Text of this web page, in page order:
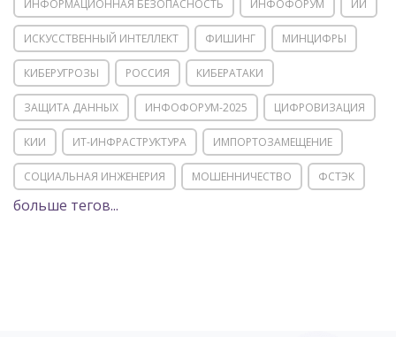
ИНФОРМАЦИОННАЯ БЕЗОПАСНОСТЬ ИНФОФОРУМ ИИ
ИСКУССТВЕННЫЙ ИНТЕЛЛЕКТ ФИШИНГ МИНЦИФРЫ
КИБЕРУГРОЗЫ РОССИЯ КИБЕРАТАКИ
ЗАЩИТА ДАННЫХ ИНФОФОРУМ-2025 ЦИФРОВИЗАЦИЯ
КИИ ИТ-ИНФРАСТРУКТУРА ИМПОРТОЗАМЕЩЕНИЕ
СОЦИАЛЬНАЯ ИНЖЕНЕРИЯ МОШЕННИЧЕСТВО ФСТЭК
POSITIVE TECHNOLOGIES
больше тегов...